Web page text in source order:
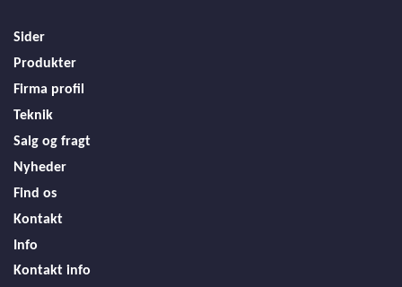
Sider
Produkter
Firma profil
Teknik
Salg og fragt
Nyheder
Find os
Kontakt
Info
Kontakt info